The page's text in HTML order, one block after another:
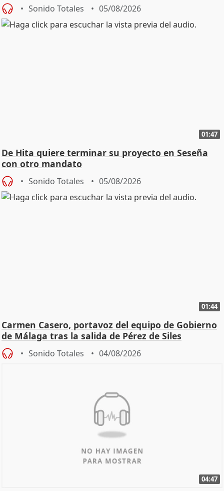
Sonido Totales 05/08/2026
01:47
De Hita quiere terminar su proyecto en Seseña
con otro mandato
Sonido Totales 05/08/2026
01:44
Carmen Casero, portavoz del equipo de Gobierno
de Málaga tras la salida de Pérez de Siles
Sonido Totales 04/08/2026
04:47